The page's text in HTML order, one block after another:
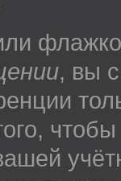
, вы